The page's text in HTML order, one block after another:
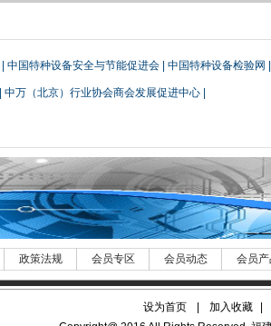
中国特种设备安全与节能促进会 中国特种设备检验网
中万（北京）行业协会商会发展促进中心
政策法规 会员专区 会员动态 会员产
设为首页 加入收藏